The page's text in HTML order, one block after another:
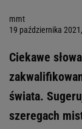
mmt
19 października
Ciekawe
świata.
szeregach